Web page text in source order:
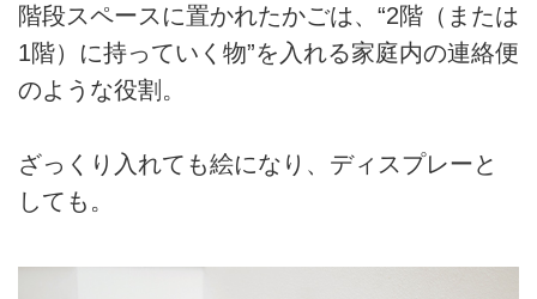
階段スペースに置かれたかごは、“2階（または
1階）に持っていく物”を入れる家庭内の連絡便
のような役割。
ざっくり入れても絵になり、ディスプレーと
しても。